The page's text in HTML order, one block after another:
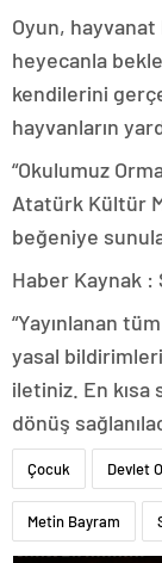
Oyun,
heyecanla
kendilerini
hayvanların
“Okulumuz
Atatürk Kültür
beğeniye
Haber Kaynak :
“Yayınlanan
yasal
iletiniz. En
dönüş
Çocuk Devlet
Metin Bayram